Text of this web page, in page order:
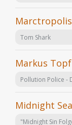
Marctropolis
Tom Shark
Markus
Pollution Police -
Midnight